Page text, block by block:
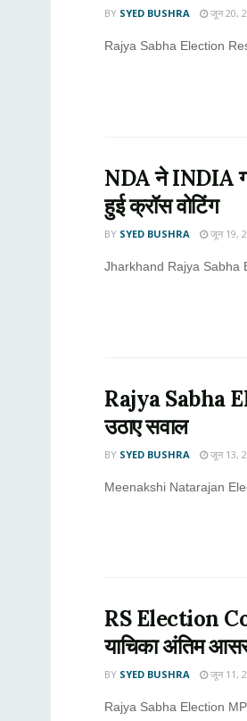
BY SYED BUSHRA जून 20,
Rajya Sabha Election
NDA ने INDIA
हुई क्रॉस वोटिंग
BY SYED BUSHRA जून 19,
Jharkhand Rajya Sabha
Rajya Sabha
उठाए सवाल
BY SYED BUSHRA जून 13,
Meenakshi Natarajan
RS Election
याचिका अंतिम
BY SYED BUSHRA जून 11,
Rajya Sabha Election MP